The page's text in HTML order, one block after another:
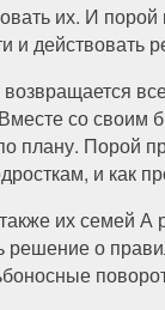
их. И
и действовать
со своим
плану. Порой
и как
их семей А
решение о